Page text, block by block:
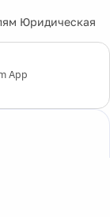
Юридическая
App